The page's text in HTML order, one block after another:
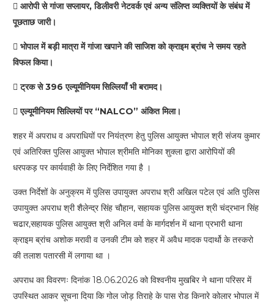
 आरोपी से गांजा सप्लायर, डिलीवरी नेटवर्क एवं अन्य संलिप्त व्यक्तियों के संबंध में
पूछताछ जारी।
 भोपाल में बड़ी मात्रा में गांजा खपाने की साजिश को क्राइम ब्रांच ने समय रहते
विफल किया।
 ट्रक से 396 एल्यूमीनियम सिल्लियाँ भी बरामद।
 एल्यूमीनियम सिल्लियों पर “NALCO” अंकित मिला।
शहर में अपराध व अपराधियों पर नियंत्रण हेतु पुलिस आयुक्त भोपाल श्री संजय कुमार
एवं अतिरिक्त पुलिस आयुक्त भोपाल श्रीमति मोनिका शुक्ला द्वारा आरोपियों की
धरपकड़ पर कार्यवाही के लिए निर्देशित गया है ।
उक्त निर्देशों के अनुक्रम में पुलिस उपायुक्त अपराध श्री अखिल पटेल एवं अति पुलिस
उपायुक्त अपराध श्री शैलेन्द्र सिंह चौहान, सहायक पुलिस आयुक्त श्री चंद्रभान सिंह
चढार,सहायक पुलिस आयुक्त श्री अनिल वर्मा के मार्गदर्शन में थाना प्रभारी थाना
क्राइम ब्रांच अशोक मरावी व उनकी टीम को शहर में अवैध मादक पदार्थो के तस्करो
की तलाश पतारसी में लगाया था ।
अपराध का विवरणः दिनांक 18.06.2026 को विश्वनीय मुखबिर ने थाना परिसर में
उपस्थित आकर सूचना दिया कि गोल जोड़ तिराहे के पास रोड किनारे कोलार भोपाल में